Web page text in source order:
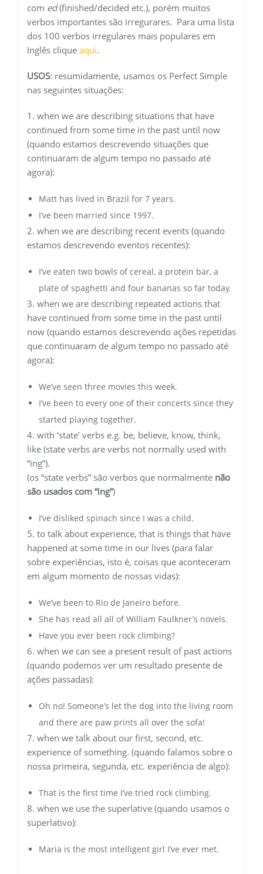
com ed(finished/decided etc.), porém muitos
verbos importantes são irregurares. Para uma lista
dos 100 verbos irregulares mais populares em
Inglês clique aqui.
USOS: resumidamente, usamos os Perfect Simple
nas seguintes situações:
1. when we are describing situations that have
continued from some time in the past until now
(quando estamos descrevendo situações que
continuaram de algum tempo no passado até
agora):
Matt has lived in Brazil for 7 years.
I’ve been married since 1997.
2. when we are describing recent events (quando
estamos descrevendo eventos recentes):
I’ve eaten two bowls of cereal, a protein bar, a
plate of spaghetti and four bananas so far today.
3. when we are describing repeated actions that
have continued from some time in the past until
now (quando estamos descrevendo ações repetidas
que continuaram de algum tempo no passado até
agora):
We’ve seen three movies this week.
I’ve been to every one of their concerts since they
started playing together.
4. with ‘state’ verbs e.g. be, believe, know, think,
like (state verbs are verbs not normally used with
“ing”).
(os “state verbs” são verbos que normalmente não
são usados com “ing”)
I’ve disliked spinach since I was a child.
5. to talk about experience, that is things that have
happened at some time in our lives (para falar
sobre experiências, isto é, coisas que aconteceram
em algum momento de nossas vidas):
We’ve been to Rio de Janeiro before.
She has read all all of William Faulkner’s novels.
Have you ever been rock climbing?
6. when we can see a present result of past actions
(quando podemos ver um resultado presente de
ações passadas):
Oh no! Someone’s let the dog into the living room
and there are paw prints all over the sofa!
7. when we talk about our first, second, etc.
experience of something. (quando falamos sobre o
nossa primeira, segunda, etc. experiência de algo):
That is the first time I’ve tried rock climbing.
8. when we use the superlative (quando usamos o
superlativo):
Maria is the most intelligent girl I’ve ever met.